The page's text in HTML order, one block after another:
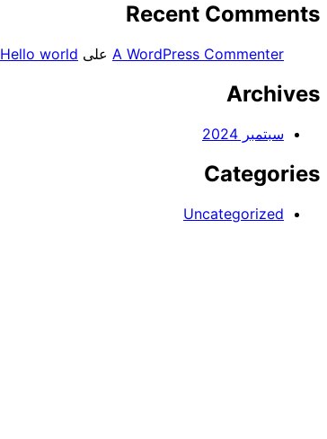
Recent Comments
A WordPress Commenter على Hello world!
Archives
سبتمبر 2024
Categories
Uncategorized